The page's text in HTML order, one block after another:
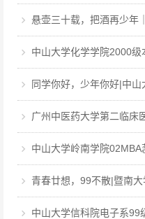
悬壶三十载，把酒再少年｜广州中
中山大学化学学院2000
同学你好，少年你好|中山大学管
广州中医药大学第二临床
中山大学岭南学院02MBA蕊社毕业20周
青春廿想，99不散|暨南
中山大学信科院电子系99级